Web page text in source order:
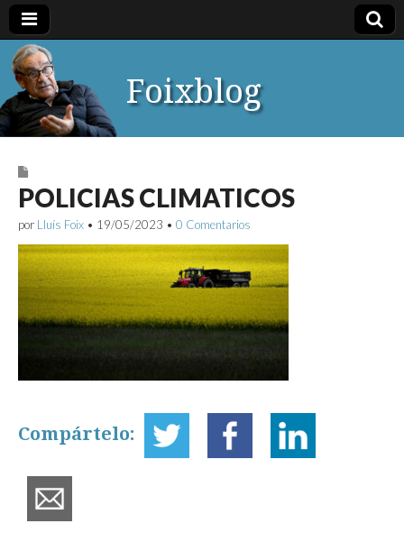
Foixblog
POLICIAS CLIMATICOS
por Lluís Foix • 19/05/2023 • 0 Comentarios
Compártelo: